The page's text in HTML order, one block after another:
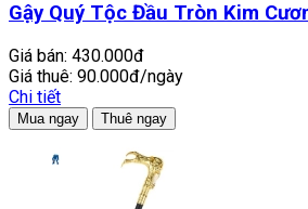
Gậy Quý Tộc Đầu Tròn Kim
Giá bán: 430.000đ
Giá thuê: 90.000đ/ngày
Chi tiết
Mua ngay Thuê ngay